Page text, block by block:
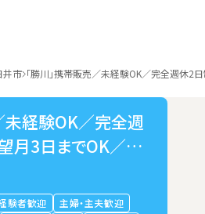
井市 「勝川」携帯販売／未経験OK／完全週休2
未経験OK／完全週
月3日までOK／研
験者歓迎
主婦・主夫歓迎